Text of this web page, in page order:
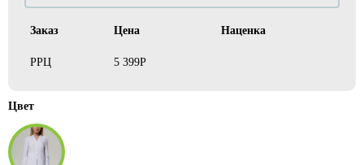
Заказ Цена Наценка
РРЦ 5 399Р
Цвет